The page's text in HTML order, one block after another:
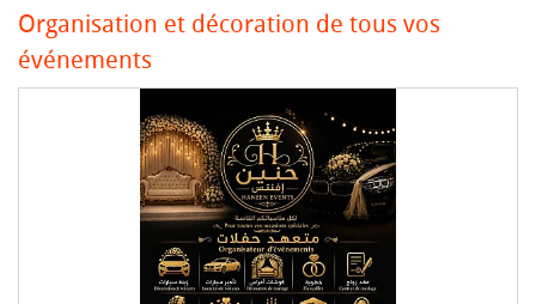
Organisation et décoration de tous vos
événements